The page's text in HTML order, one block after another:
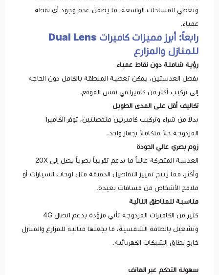
وتغطي المساحات الواسعة، ما يضمن عدم وجود أي نقطة
عمياء.
رابعاً: أبرز مميزات كاميرات Dual Lens
للمنازل والمزارع
رؤية شاملة دون نقاط عمياء
بفضل العدستين، يمكن تغطية المنطقة بالكامل دون الحاجة
إلى تركيب أكثر من كاميرا في نفس الموقع.
تكاليف أقل على المدى الطويل
بدلاً من شراء وتركيب كاميرتين منفصلتين، توفر الكاميرا
المزدوجة حلاً متكاملاً بجهاز واحد.
زوم بصري عالي الجودة
العدسة المتحركة غالباً ما تدعم تقريباً بصرياً يصل إلى 20X
وأكثر، مما يتيح تمييز التفاصيل الدقيقة مثل لوحات السيارات أو
ملامح الأشخاص من مسافات بعيدة.
مناسبة للمناطق النائية
كثير من الكاميرات المزدوجة تأتي مزوّدة بدعم اتصال 4G
وتشغيل بالطاقة الشمسية، ما يجعلها مثالية للمزارع والمنازل
خارج نطاق الشبكات الكهربائية.
سهولة التحكم عبر الهاتف